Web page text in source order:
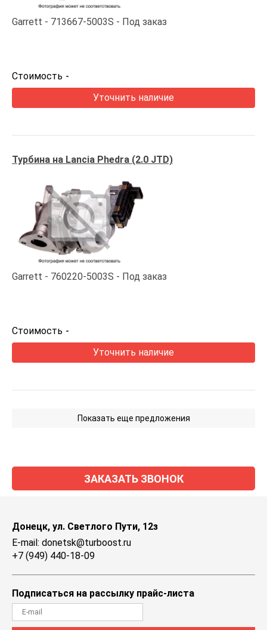
Garrett 713667-5003S Под заказ
Стоимость -
Уточнить наличие
Турбина на Lancia Phedra (2.0 JTD)
Garrett 760220-5003S Под заказ
Стоимость -
Уточнить наличие
Показать еще предложения
ЗАКАЗАТЬ ЗВОНОК
Донецк, ул. Светлого Пути, 12з
E-mail: donetsk@turboost.ru
+7 (949) 440-18-09
Подписаться на рассылку прайс-листа